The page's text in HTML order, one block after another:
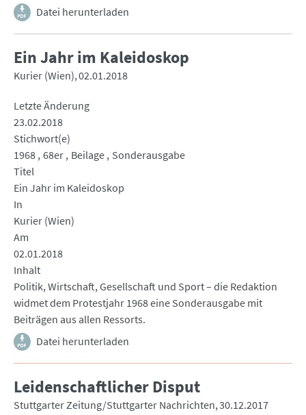
Datei herunterladen
Ein Jahr im Kaleidoskop
Kurier (Wien) 02.01.2018
Letzte Änderung
23.02.2018
Stichwort(e)
1968 68er Beilage Sonderausgabe
Titel
Ein Jahr im Kaleidoskop
In
Kurier (Wien)
Am
02.01.2018
Inhalt
Politik, Wirtschaft, Gesellschaft und Sport – die Redaktion
widmet dem Protestjahr 1968 eine Sonderausgabe mit
Beiträgen aus allen Ressorts.
Datei herunterladen
Leidenschaftlicher Disput
Stuttgarter Zeitung/Stuttgarter Nachrichten 30.12.2017